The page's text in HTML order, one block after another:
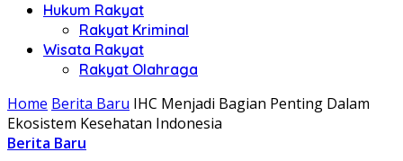
Hukum Rakyat
Rakyat Kriminal
Wisata Rakyat
Rakyat Olahraga
Home Berita Baru IHC Menjadi Bagian Penting Dalam
Ekosistem Kesehatan Indonesia
Berita Baru